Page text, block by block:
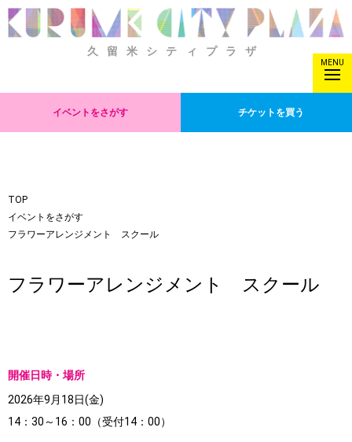
久留米シティプラザ
MENU
イベントをさがす チケットを買う
TOP
イベントをさがす
フラワーアレンジメント スクール
フラワーアレンジメント スクール
開催日時・場所
2026年9月18日(金)
14：30～16：00（受付14：00）